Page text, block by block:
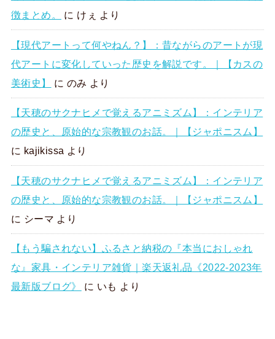
徴まとめ。
に けぇ より
【現代アートって何やねん？】：昔ながらのアートが現
代アートに変化していった歴史を解説です。｜【カスの
美術史】
に のみ より
【天穂のサクナヒメで覚えるアニミズム】：インテリア
の歴史と、原始的な宗教観のお話。｜【ジャポニスム】
に kajikissa より
【天穂のサクナヒメで覚えるアニミズム】：インテリア
の歴史と、原始的な宗教観のお話。｜【ジャポニスム】
に シーマ より
【もう騙されない】ふるさと納税の『本当におしゃれ
な』家具・インテリア雑貨｜楽天返礼品《2022-2023年
最新版ブログ》
に いも より